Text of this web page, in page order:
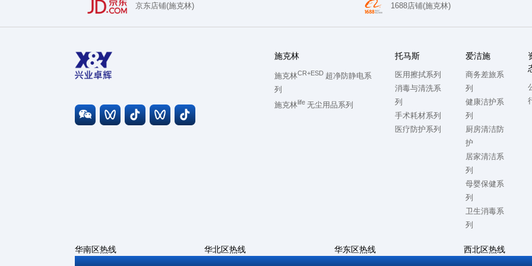
京东店铺(施克林) 1688店铺(施克林)
施克林
施克林CR+ESD 超净防静电系
列
施克林life 无尘用品系列
托马斯
医用擦拭系列
消毒与清洗系
列
手术耗材系列
医疗防护系列
爱洁施
商务差旅系
列
健康洁护系
列
厨房清洁防
护
居家清洁系
列
母婴保健系
列
卫生消毒系
列
华南区热线 华北区热线 华东区热线 西北区热线